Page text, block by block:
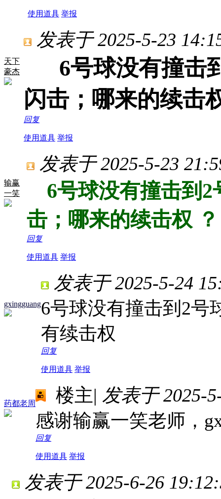
使用道具 举报
天下
豪杰
发表于 2025-5-23
6号球没有撞击
闪击；哪来的续击
回复
使用道具 举报
输赢
一笑
发表于 2025-5-23
6号球没有撞击到
击；哪来的续击权 ？
回复
使用道具 举报
gxingguang
发表于 2025-5-24
6号球没有撞击到2号
有续击权
回复
使用道具 举报
药都老周 楼主| 发表于 2025-
感谢输赢一笑老师，
回复
使用道具 举报
发表于 2025-6-26